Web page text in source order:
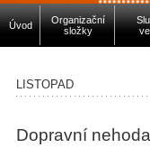
Úvod
Organizační
složky
LISTOPAD
Dopravní